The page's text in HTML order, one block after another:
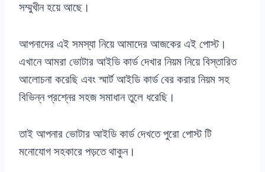
সম্মুখীন হয়ে আছে।
আপনাদের এই সমস্যা নিয়ে আমাদের আজকের এই পোস্ট।
এখানে আমরা ভোটার আইডি কার্ড দেখার নিয়ম নিয়ে বিস্তারিত
আলোচনা করেছি এবং স্মার্ট আইডি কার্ড বের করার নিয়ম সহ
বিভিন্ন প্রশ্নের সহজ সমাধান তুলে ধরেছি।
তাই আপনার ভোটার আইডি কার্ড দেখতে পুরো পোস্ট টি
মনোযোগ সহকারে পড়তে থাকুন।